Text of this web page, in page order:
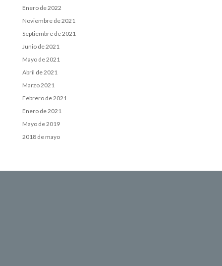
Enero de 2022
Noviembre de 2021
Septiembre de 2021
Junio de 2021
Mayo de 2021
Abril de 2021
Marzo 2021
Febrero de 2021
Enero de 2021
Mayo de 2019
2018 de mayo